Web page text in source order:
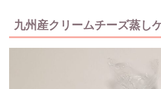
九州産クリームチーズ蒸し